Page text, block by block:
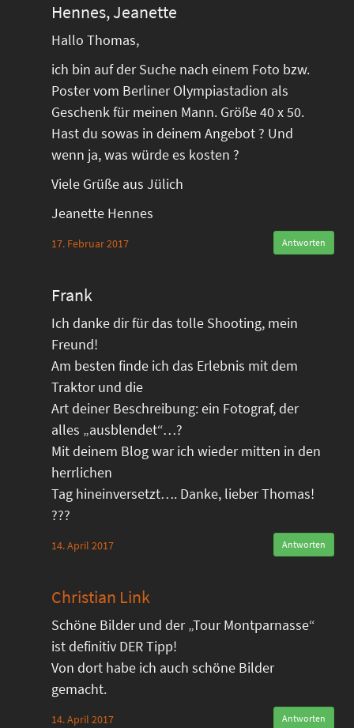
Hennes, Jeanette
Hallo Thomas,
ich bin auf der Suche nach einem Foto bzw.
Poster vom Berliner Olympiastadion als
Geschenk für meinen Mann. Größe 40 x 50.
Hast du sowas in deinem Angebot ? Und
wenn ja, was würde es kosten ?
Viele Grüße aus Jülich
Jeanette Hennes
17. Februar 2017 Antworten
Frank
Ich danke dir für das tolle Shooting, mein
Freund!
Am besten finde ich das Erlebnis mit dem
Traktor und die
Art deiner Beschreibung: ein Fotograf, der
alles „ausblendet“…?
Mit deinem Blog war ich wieder mitten in den
herrlichen
Tag hineinversetzt…. Danke, lieber Thomas!
???
14. April 2017 Antworten
Christian Link
Schöne Bilder und der „Tour Montparnasse“
ist definitiv DER Tipp!
Von dort habe ich auch schöne Bilder
gemacht.
14. April 2017 Antworten